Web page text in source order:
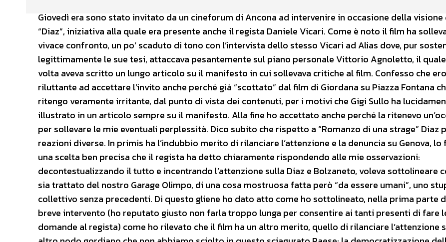
Giovedì era sono stato invitato da un cineforum di Ancona ad intervenire in occasione della visione
“Diaz”, iniziativa alla quale era presente anche il regista Daniele Vicari. Come è noto il film ha
vivace confronto, un po’ scaduto di tono con l’intervista dello stesso Vicari ad Alias dove, pur
legittimamente le sue tesi, attaccava pesantemente sul piano personale Vittorio Agnoletto, il
volta aveva scritto un lungo articolo su il manifesto in cui sollevava critiche al film. Confesso che ero
riluttante ad accettare l’invito anche perché già “scottato” dal film di Giordana su Piazza Fontana
ritengo veramente irritante, dal punto di vista dei contenuti, per i motivi che Gigi Sullo ha
illustrato in un articolo sempre su il manifesto. Alla fine ho accettato anche perché la ritenevo
per sollevare le mie eventuali perplessità. Dico subito che rispetto a “Romanzo di una strage” Diaz
reazioni diverse. In primis ha l’indubbio merito di rilanciare l’attenzione e la denuncia su Genova, lo
una scelta ben precisa che il regista ha detto chiaramente rispondendo alle mie osservazioni:
decontestualizzando il tutto e incentrando l’attenzione sulla Diaz e Bolzaneto, voleva sottolineare
sia trattato del nostro Garage Olimpo, di una cosa mostruosa fatta però “da essere umani”, uno
collettivo senza precedenti. Di questo gliene ho dato atto come ho sottolineato, nella prima parte
breve intervento (ho reputato giusto non farla troppo lunga per consentire ai tanti presenti di fare
domande al regista) come ho rilevato che il film ha un altro merito, quello di rilanciare l’attenzione